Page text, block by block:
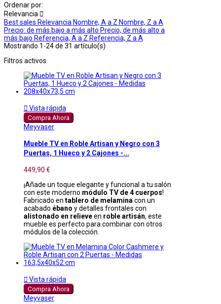
Ordenar por:
Relevancia 
Best sales Relevancia Nombre, A a Z Nombre, Z a A
Precio: de más bajo a más alto Precio, de más alto a
más bajo Referencia, A a Z Referencia, Z a A
Mostrando 1-24 de 31 artículo(s)
Filtros activos
 Vista rápida
Compra Ahora
Meyvaser
Mueble TV en Roble Artisan y Negro con 3
Puertas, 1 Hueco y 2 Cajones -...
449,90 €
¡Añade un toque elegante y funcional a tu salón
con este moderno módulo TV de 4 cuerpos!
Fabricado en tablero de melamina con un
acabado ébano y detalles frontales con
alistonado en relieveen roble artisán, este
mueble es perfecto para combinar con otros
módulos de la colección.
 Vista rápida
Compra Ahora
Meyvaser